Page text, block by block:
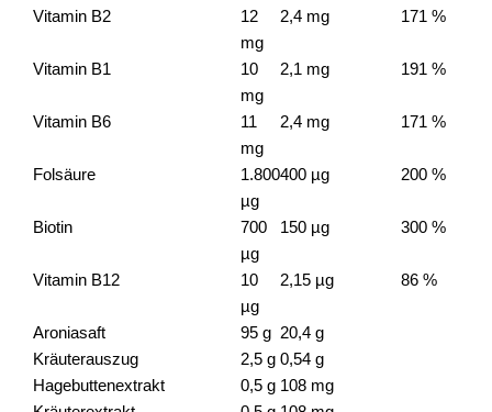
Vitamin B2
12
mg
2,4 mg 171 %
Vitamin B1
10
mg
2,1 mg 191 %
Vitamin B6
11
mg
2,4 mg 171 %
Folsäure
1.800
µg
400 µg 200 %
Biotin
700
µg
150 µg 300 %
Vitamin B12
10
µg
2,15 µg 86 %
Aroniasaft 95 g 20,4 g
Kräuterauszug
2,5 g 0,54 g
Hagebuttenextrakt
0,5 g 108 mg